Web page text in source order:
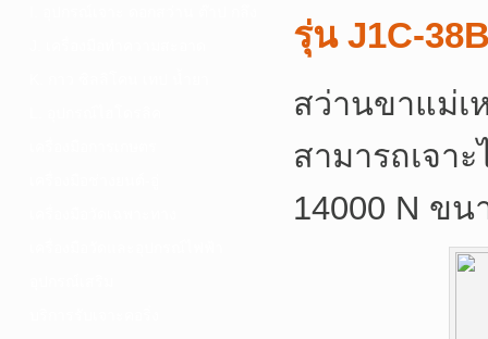
รุ่น J1C-
สว่านขาแม่เ
สามารถเจา
14000 N ขน